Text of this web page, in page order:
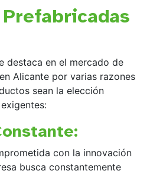
destaca en el mercado de
Alicante por varias razones
sean la elección
con la innovación
busca constantemente